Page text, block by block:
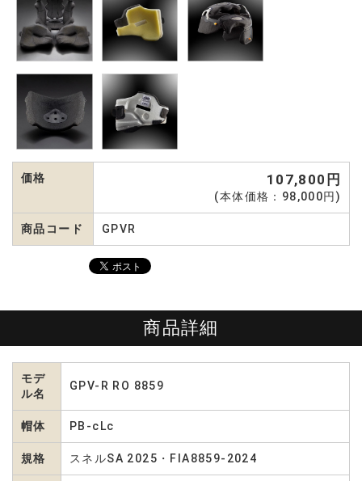
価格 107,800円
(本体価格：98,000円)
商品コード GPVR
商品詳細
モデ
ル名
GPV-R RO 8859
帽体 PB-cLc
規格 スネルSA 2025・FIA8859-2024